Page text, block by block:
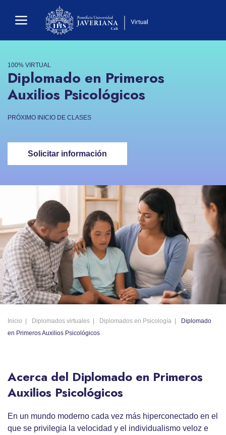
100% VIRTUAL
Diplomado en Primeros
Auxilios Psicológicos
PRÓXIMO INICIO DE CLASES
Solicitar información
Inicio Diplomados virtuales Diplomados en Psicología
Diplomado
en Primeros Auxilios Psicológicos
Acerca del Diplomado en Primeros
Auxilios Psicológicos
En un mundo moderno cada vez más hiperconectado en el
que se privilegia la velocidad y el individualismo veloz e